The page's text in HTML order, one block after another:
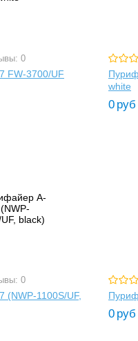
0
FW-3700/UF
white
0 руб
0
(NWP-1100S/UF,
0 руб